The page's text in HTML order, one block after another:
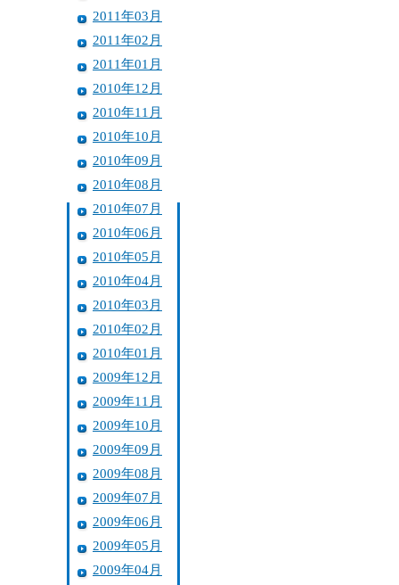
2011年03月
2011年02月
2011年01月
2010年12月
2010年11月
2010年10月
2010年09月
2010年08月
2010年07月
2010年06月
2010年05月
2010年04月
2010年03月
2010年02月
2010年01月
2009年12月
2009年11月
2009年10月
2009年09月
2009年08月
2009年07月
2009年06月
2009年05月
2009年04月